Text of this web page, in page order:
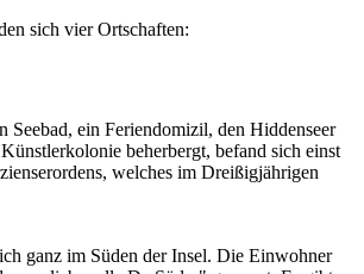
sich vier Ortschaften:
Seebad, ein Feriendomizil, den Hiddenseer
beherbergt, befand sich einst
welches im Dreißigjährigen
ganz im Süden der Insel. Die Einwohner